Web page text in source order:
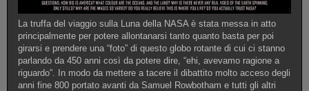
La truffa del viaggio sulla Luna della NASA è stata messa in atto
principalmente per potere allontanarsi tanto quanto basta per poi
girarsi e prendere una “foto” di questo globo rotante di cui ci stanno
parlando da 450 anni così da potere dire, “ehi, avevamo ragione a
riguardo”. In modo da mettere a tacere il dibattito molto acceso degli
anni fine 800 portato avanti da Samuel Rowbotham e tutti gli altri